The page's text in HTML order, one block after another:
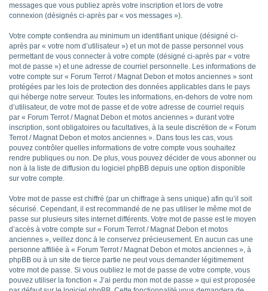
messages que vous publiez après votre inscription et lors de votre
connexion (désignés ci-après par « vos messages »).
Votre compte contiendra au minimum un identifiant unique (désigné ci-
après par « votre nom d’utilisateur ») et un mot de passe personnel vous
permettant de vous connecter à votre compte (désigné ci-après par « votre
mot de passe ») et une adresse de courriel personnelle. Les informations de
votre compte sur « Forum Terrot / Magnat Debon et motos anciennes » sont
protégées par les lois de protection des données applicables dans le pays
qui héberge notre serveur. Toutes les informations, en-dehors de votre nom
d’utilisateur, de votre mot de passe et de votre adresse de courriel requis
par « Forum Terrot / Magnat Debon et motos anciennes » durant votre
inscription, sont obligatoires ou facultatives, à la seule discrétion de « Forum
Terrot / Magnat Debon et motos anciennes ». Dans tous les cas, vous
pouvez contrôler quelles informations de votre compte vous souhaitez
rendre publiques ou non. De plus, vous pouvez décider de vous abonner ou
non à la liste de diffusion du logiciel phpBB depuis une option disponible
sur votre compte.
Votre mot de passe est chiffré (par un chiffrage à sens unique) afin qu’il soit
sécurisé. Cependant, il est recommandé de ne pas utiliser le même mot de
passe sur plusieurs sites internet différents. Votre mot de passe est le moyen
d’accès à votre compte sur « Forum Terrot / Magnat Debon et motos
anciennes », veillez donc à le conservez précieusement. En aucun cas une
personne affiliée à « Forum Terrot / Magnat Debon et motos anciennes », à
phpBB ou à un site de tierce partie ne peut vous demander légitimement
votre mot de passe. Si vous oubliez le mot de passe de votre compte, vous
pouvez utiliser la fonction « J’ai perdu mon mot de passe » qui est proposée